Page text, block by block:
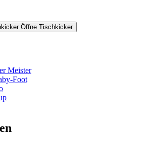
Öffne Tischkicker
Meister
Foot